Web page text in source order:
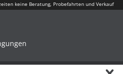
keine Beratung, Probefahrten und Verkauf